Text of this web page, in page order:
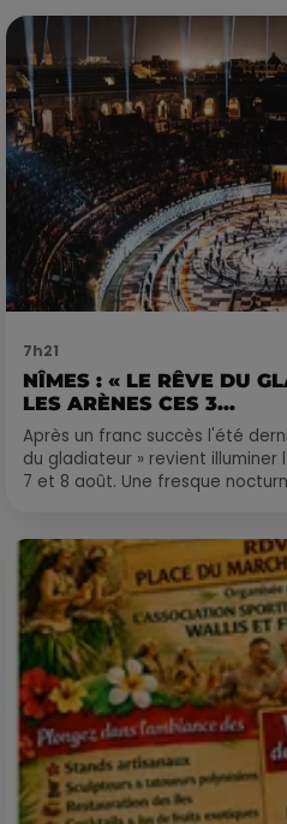
7h21
NÎMES : « LE RÊVE DU
LES ARÈNES CES 3...
Après un franc succès l'été
du gladiateur » revient
7 et 8 août. Une fresque